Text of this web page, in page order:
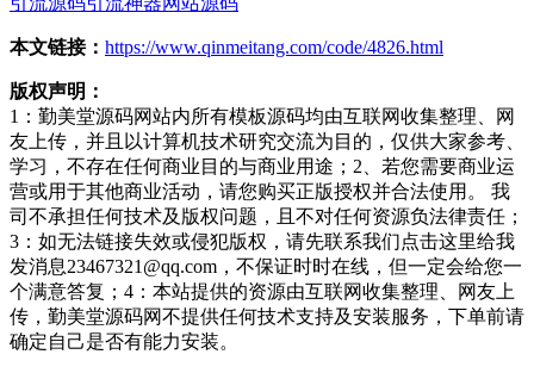
本文链接： https://www.qinmeitang.com/code/4826.html
版权声明：
1：勤美堂源码网站内所有模板源码均由互联网收集整理、网
友上传，并且以计算机技术研究交流为目的，仅供大家参考、
学习，不存在任何商业目的与商业用途；2、若您需要商业运
营或用于其他商业活动，请您购买正版授权并合法使用。 我
司不承担任何技术及版权问题，且不对任何资源负法律责任；
3：如无法链接失效或侵犯版权，请先联系我们点击这里给我
发消息23467321@qq.com，不保证时时在线，但一定会给您一
个满意答复；4：本站提供的资源由互联网收集整理、网友上
传，勤美堂源码网不提供任何技术支持及安装服务，下单前请
确定自己是否有能力安装。